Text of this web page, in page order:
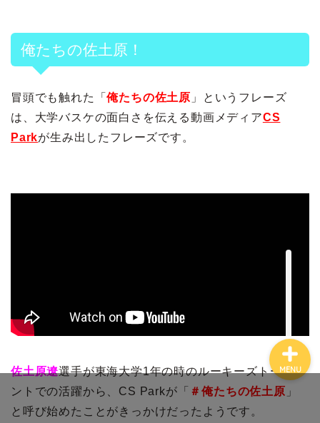
俺たちの佐土原！
冒頭でも触れた「俺たちの佐土原 」というフレーズ
は、大学バスケの面白さを伝える動画メディアCS
Parkが生み出したフレーズです。
佐土原遼選手が東海大学1年の時のルーキーズトーナメ
ントでの活躍から、CS Parkが「 ＃俺たちの佐土原 」
と呼び始めたことがきっかけだったようです。
MENU
ホーム